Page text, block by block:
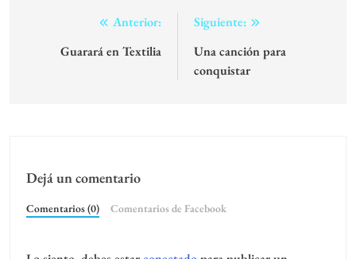
NavegaciónAnterior:
Guarará en Textilia
Siguiente:
Una canción para
conquistar
Dejá un comentario
Comentarios (0) Comentarios de Facebook